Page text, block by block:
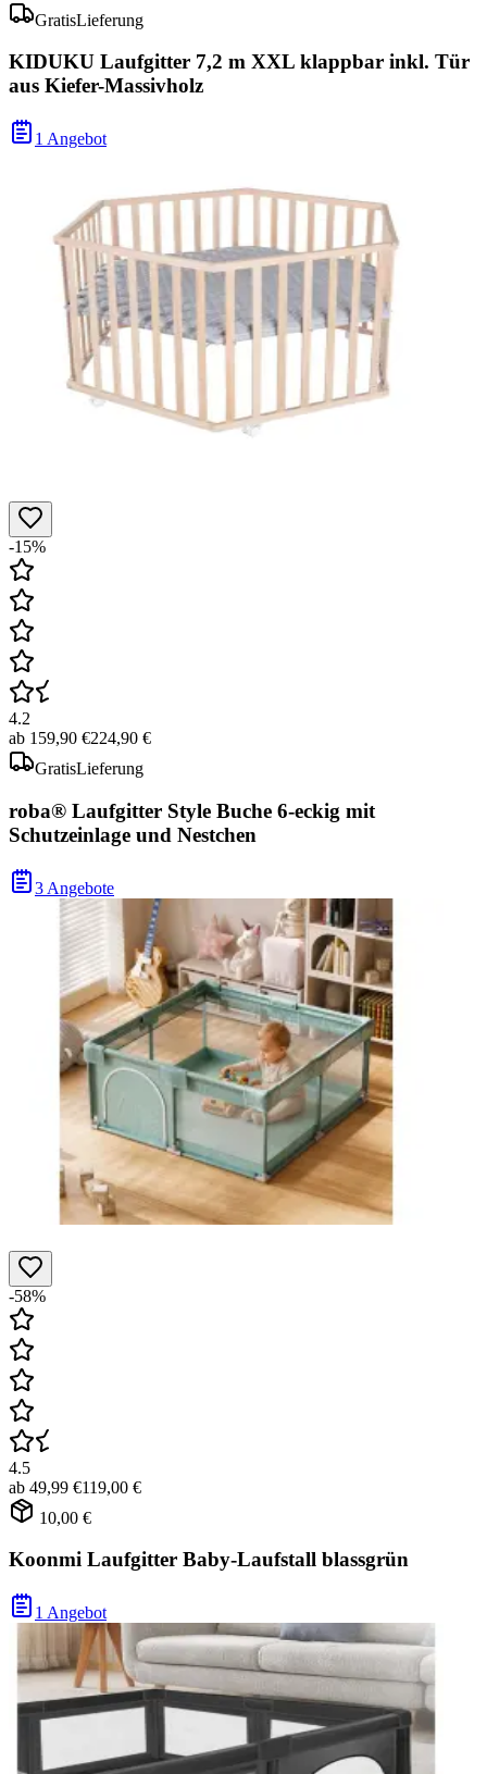
GratisLieferung
KIDUKU Laufgitter 7,2 m XXL klappbar inkl. Tür
aus Kiefer-Massivholz
1 Angebot
-15%
4.2
ab 159,90 €224,90 €
GratisLieferung
roba® Laufgitter Style Buche 6-eckig mit
Schutzeinlage und Nestchen
3 Angebote
-58%
4.5
ab 49,99 €119,00 €
10,00 €
Koonmi Laufgitter Baby-Laufstall blassgrün
1 Angebot